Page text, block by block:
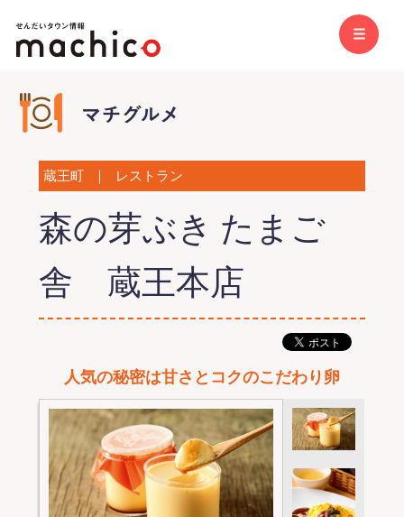
蔵王町 ｜ レストラン
森の芽ぶき たまご
舎 蔵王本店
人気の秘密は甘さとコクのこだわり卵